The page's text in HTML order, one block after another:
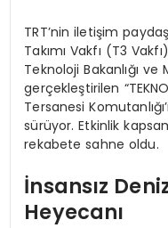
TRT’nin iletişim
Takımı Vakfı (T3
Teknoloji Bakanlığı ve
gerçekleştirilen
Tersanesi
sürüyor. Etkinlik
rekabete sahne oldu.
İnsansız
Heyecanı